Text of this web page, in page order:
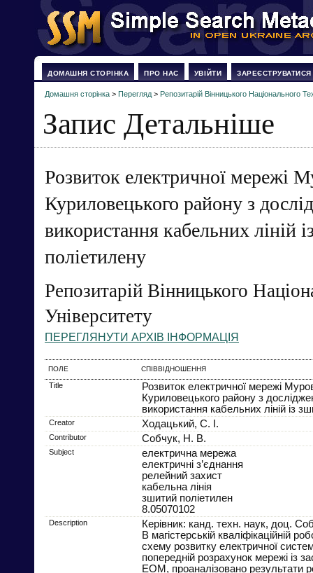
ДОМАШНЯ СТОРІНКА ПРО НАС УВІЙТИ ЗАРЕЄСТРУВАТИСЯ
Домашня сторінка > Перегляд > Репозитарій Вінницького Національного
Запис Детальніше
Розвиток електричної мережі
Куриловецького району з
використання кабельних ліній
поліетилену
Репозитарій Вінницького
Університету
ПЕРЕГЛЯНУТИ АРХІВ ІНФОРМАЦІЯ
ПОЛЕ СПІВВІДНОШЕННЯ
Title
Розвиток електричної мережі
Куриловецького району з
використання кабельних ліній із
Creator Ходацький, С. І.
Contributor Собчук, Н. В.
Subject
електрична мережа
електричні з’єднання
релейний захист
кабельна лінія
зшитий поліетилен
8.05070102
Description
Керівник: канд. техн. наук, доц.
В магістерській кваліфікаційній
схему розвитку електричної
попередній розрахунок мережі із
ЕОМ, проаналізовано результати